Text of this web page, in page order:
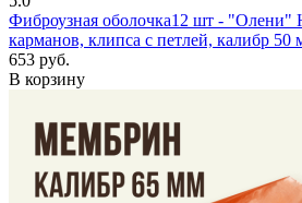
Фиброузная оболочка12 шт - "Олени"
карманов, клипса с петлей, калибр 50
653 руб.
В корзину